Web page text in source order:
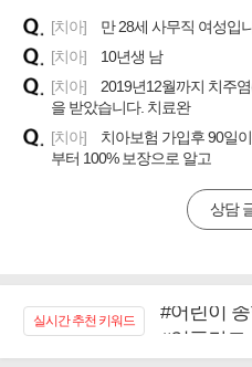
[치아]
만 28세 사무직 여성입
[치아]
10년생 남
[치아]
2019년12월까지 치주
을 받았습니다. 치료완
[치아]
치아보험 가입후 90일
부터 100% 보장으로 알고
상담
실시간 추천 키워드
#임플란트,